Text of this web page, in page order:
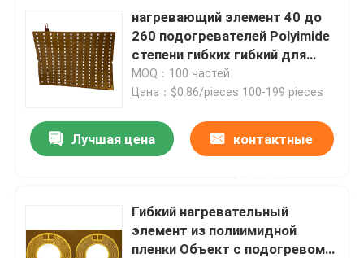
нагревающий элемент 40 до
260 подогревателей Polyimide
степени гибких гибкий для
медицинского машинного
оборудования
MOQ：100 частей
Цена：$0.86/pieces 100-199 pieces
Лучшая цена контактные
Гибкий нагревательный
элемент из полиимидной
пленки Объект с подогревом